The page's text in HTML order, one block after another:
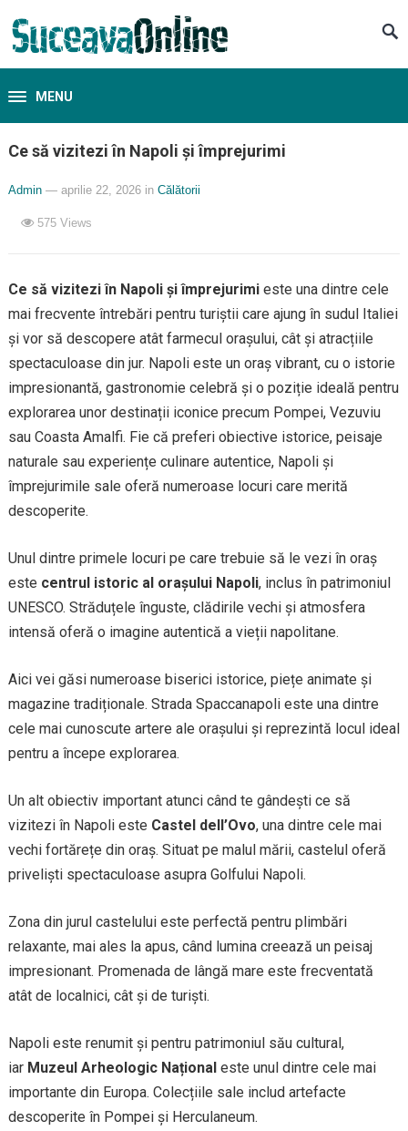
MENU
Ce să vizitezi în Napoli și împrejurimi
Admin — aprilie 22, 2026 in Călătorii
575Views
Ce să vizitezi în Napoli și împrejurimieste una dintre cele
mai frecvente întrebări pentru turiștii care ajung în sudul Italiei
și vor să descopere atât farmecul orașului, cât și atracțiile
spectaculoase din jur. Napoli este un oraș vibrant, cu o istorie
impresionantă, gastronomie celebră și o poziție ideală pentru
explorarea unor destinații iconice precum Pompei, Vezuviu
sau Coasta Amalfi. Fie că preferi obiective istorice, peisaje
naturale sau experiențe culinare autentice, Napoli și
împrejurimile sale oferă numeroase locuri care merită
descoperite.
Unul dintre primele locuri pe care trebuie să le vezi în oraș
este centrul istoric al orașului Napoli, inclus în patrimoniul
UNESCO. Străduțele înguste, clădirile vechi și atmosfera
intensă oferă o imagine autentică a vieții napolitane.
Aici vei găsi numeroase biserici istorice, piețe animate și
magazine tradiționale. Strada Spaccanapoli este una dintre
cele mai cunoscute artere ale orașului și reprezintă locul ideal
pentru a începe explorarea.
Un alt obiectiv important atunci când te gândești ce să
vizitezi în Napoli este Castel dell’Ovo, una dintre cele mai
vechi fortărețe din oraș. Situat pe malul mării, castelul oferă
priveliști spectaculoase asupra Golfului Napoli.
Zona din jurul castelului este perfectă pentru plimbări
relaxante, mai ales la apus, când lumina creează un peisaj
impresionant. Promenada de lângă mare este frecventată
atât de localnici, cât și de turiști.
Napoli este renumit și pentru patrimoniul său cultural,
iar Muzeul Arheologic Naționaleste unul dintre cele mai
importante din Europa. Colecțiile sale includ artefacte
descoperite în Pompei și Herculaneum.